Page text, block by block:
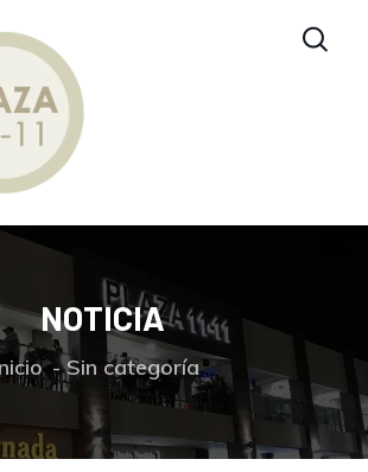
NOTICIA
Sin categoría